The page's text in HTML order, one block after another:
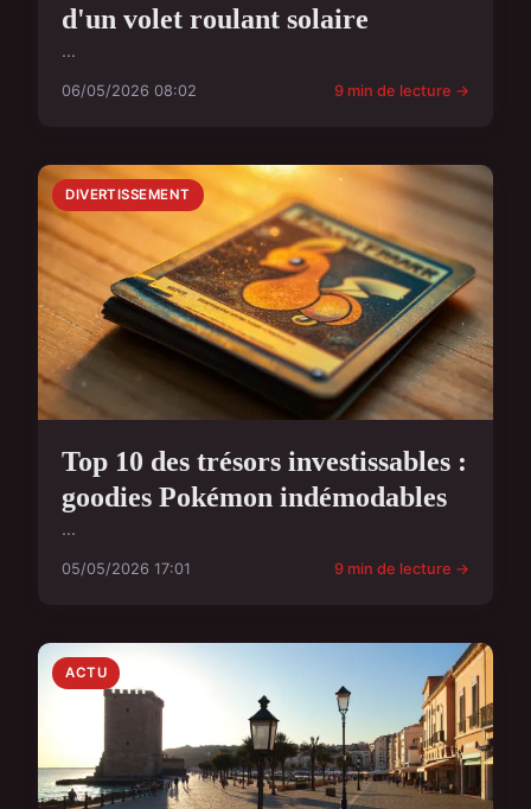
d'un volet roulant solaire
...
06/05/2026 08:02 9 min de lecture →
DIVERTISSEMENT
Top 10 des trésors investissables :
goodies Pokémon indémodables
...
05/05/2026 17:01 9 min de lecture →
ACTU